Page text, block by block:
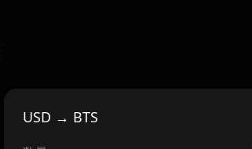
USD → BTS